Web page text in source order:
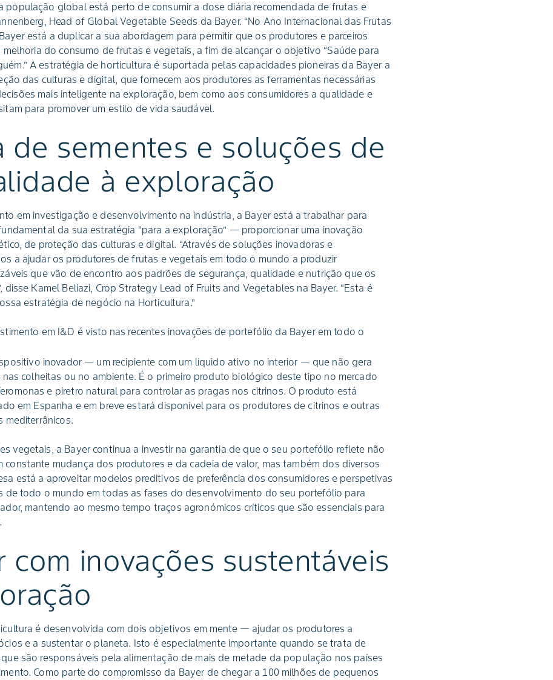
população global está perto de consumir a dose diária recomendada de frutas e
Head of Global Vegetable Seeds da Bayer. “No Ano Internacional das Frutas
está a duplicar a sua abordagem para permitir que os produtores e parceiros
melhoria do consumo de frutas e vegetais, a fim de alcançar o objetivo “Saúde para
A estratégia de horticultura é suportada pelas capacidades pioneiras da Bayer a
das culturas e digital, que fornecem aos produtores as ferramentas necessárias
mais inteligente na exploração, bem como aos consumidores a qualidade e
para promover um estilo de vida saudável.
de sementes e soluções de
à exploração
em investigação e desenvolvimento na indústria, a Bayer está a trabalhar para
da sua estratégia “para a exploração” — proporcionar uma inovação
de proteção das culturas e digital. “Através de soluções inovadoras e
a ajudar os produtores de frutas e vegetais em todo o mundo a produzir
que vão de encontro aos padrões de segurança, qualidade e nutrição que os
disse Kamel Beliazi, Crop Strategy Lead of Fruits and Vegetables na Bayer. “Esta é
estratégia de negócio na Horticultura.”
em I&D é visto nas recentes inovações de portefólio da Bayer em todo o
inovador — um recipiente com um líquido ativo no interior — que não gera
nas colheitas ou no ambiente. É o primeiro produto biológico deste tipo no mercado
e piretro natural para controlar as pragas nos citrinos. O produto está
em Espanha e em breve estará disponível para os produtores de citrinos e outras
mediterrânicos.
vegetais, a Bayer continua a investir na garantia de que o seu portefólio reflete não
constante mudança dos produtores e da cadeia de valor, mas também dos diversos
está a aproveitar modelos preditivos de preferência dos consumidores e perspetivas
de todo o mundo em todas as fases do desenvolvimento do seu portefólio para
mantendo ao mesmo tempo traços agronómicos críticos que são essenciais para
com inovações sustentáveis
é desenvolvida com dois objetivos em mente — ajudar os produtores a
e a sustentar o planeta. Isto é especialmente importante quando se trata de
são responsáveis pela alimentação de mais de metade da população nos países
Como parte do compromisso da Bayer de chegar a 100 milhões de pequenos